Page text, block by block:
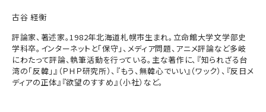
古谷 経衡
評論家、著述家。1982年北海道札幌市生まれ。立命館大学文学部史
学科卒。インターネットと「保守」、メディア問題、アニメ評論など多岐
にわたって評論、執筆活動を行っている。主な著作に、『知られざる台
湾の「反韓」』（ＰＨＰ研究所）、『もう、無韓心でいい』（ワック）、『反日メ
ディアの正体』『欲望のすすめ』（小社）など。